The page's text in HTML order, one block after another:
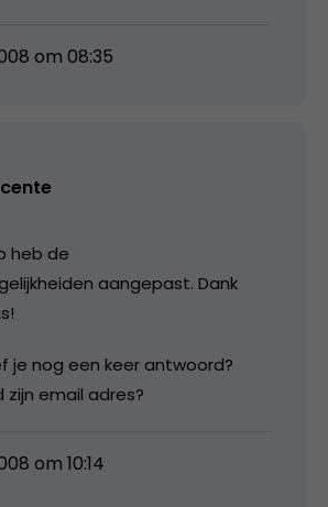
om 08:35
heb de
aangepast. Dank
je nog een keer antwoord?
email adres?
om 10:14